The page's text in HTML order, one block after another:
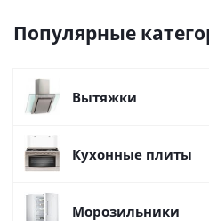
Популярные
Вытяжки
Кухонные плиты
Морозильники